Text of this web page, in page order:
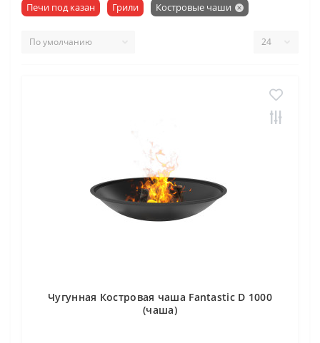
Печи под казан Грили Костровые чаши
Чугунная Костровая чаша Fantastic D 1000
(чаша)